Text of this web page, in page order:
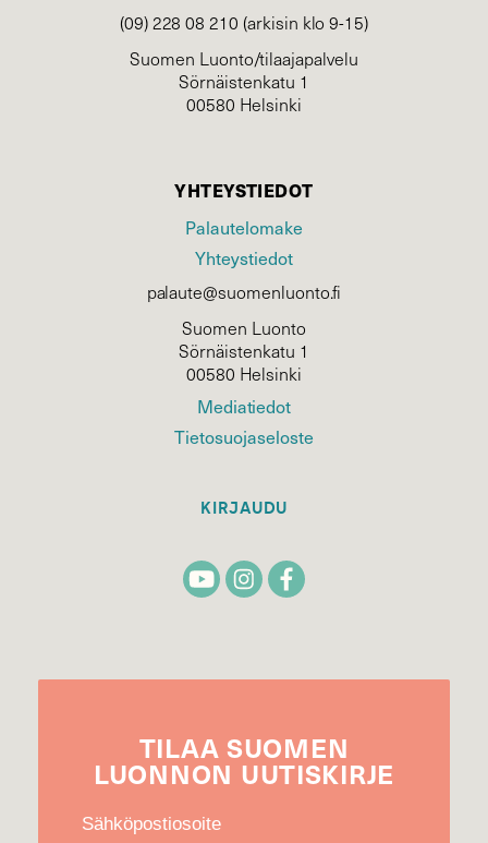
(09) 228 08 210 (arkisin klo 9-15)
Suomen Luonto/tilaajapalvelu
Sörnäistenkatu 1
00580 Helsinki
YHTEYSTIEDOT
Palautelomake
Yhteystiedot
palaute@suomenluonto.fi
Suomen Luonto
Sörnäistenkatu 1
00580 Helsinki
Mediatiedot
Tietosuojaseloste
KIRJAUDU
TILAA SUOMEN
LUONNON UUTIS­KIRJE
Sähköpostiosoite